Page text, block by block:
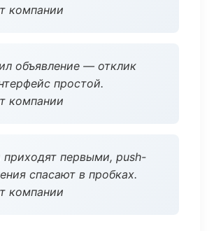
компании
объявление — отклик
простой.
компании
приходят первыми, push-
спасают в пробках.
компании